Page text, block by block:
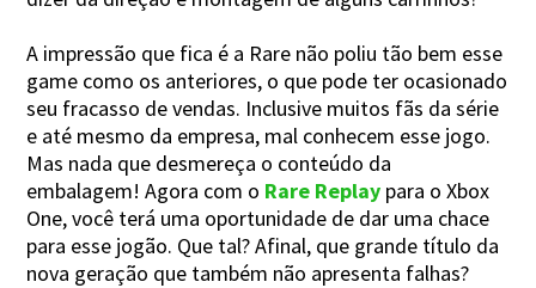
A impressão que fica é a Rare não poliu tão bem esse
game como os anteriores, o que pode ter ocasionado
seu fracasso de vendas. Inclusive muitos fãs da série
e até mesmo da empresa, mal conhecem esse jogo.
Mas nada que desmereça o conteúdo da
embalagem! Agora com o Rare Replay para o Xbox
One, você terá uma oportunidade de dar uma chace
para esse jogão. Que tal? Afinal, que grande título da
nova geração que também não apresenta falhas?